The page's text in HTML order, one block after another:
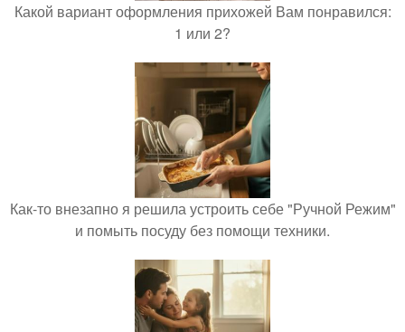
Какой вариант оформления прихожей Вам понравился:
1 или 2?
Как-то внезапно я решила устроить себе "Ручной Режим"
и помыть посуду без помощи техники.